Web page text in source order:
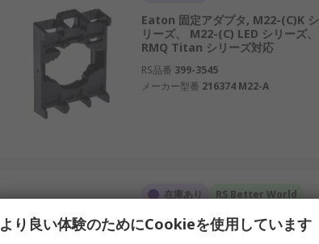
Eaton 固定アダプタ, M22-(C)K シ
リーズ、 M22-(C) LED シリーズ、
RMQ Titan シリーズ対応
RS品番 399-3545
メーカー型番 216374 M22-A
在庫あり RS Better World
Siemens ホルダー, 3モジュール対
応
より良い体験のためにCookieを使用しています